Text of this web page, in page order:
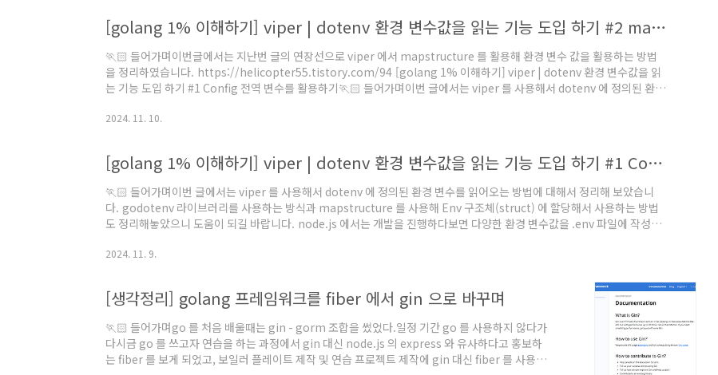
github.com/joho/godotenv 2) 환경 변수 활용하기godote..
[golang 1% 이해하기] viper | dotenv 환경 변수값을 읽는 기능 도입 하기 #2 mapstructure 를 사용해 Env 구조체 할당하기
🏃🏻 들어가며이번글에서는 지난번 글의 연장선으로 viper 에서 mapstructure 를 활용해 환경 변수 값을 활용하는 방법
을 정리하였습니다. https://helicopter55.tistory.com/94 [golang 1% 이해하기] viper | dotenv 환경 변수값을 읽
는 기능 도입 하기 #1 Config 전역 변수를 활용하기🏃🏻 들어가며이번 글에서는 viper 를 사용해서 dotenv 에 정의된 환경
Env 구조체(shelicopter55.tistory.com ✅ Viper 설치 및 mapstructure 를 사용해 Env 구조체 할당하기1) v..
2024. 11. 10.
[golang 1% 이해하기] viper | dotenv 환경 변수값을 읽는 기능 도입 하기 #1 Config 전역 변수를 활용하기
🏃🏻 들어가며이번 글에서는 viper 를 사용해서 dotenv 에 정의된 환경 변수를 읽어오는 방법에 대해서 정리해 보았습니
다. godotenv 라이브러리를 사용하는 방식과 mapstructure 를 사용해 Env 구조체(struct) 에 할당해서 사용하는 방법
도 정리해놓았으니 도움이 되길 바랍니다. node.js 에서는 개발을 진행하다보면 다양한 환경 변수값을 .env 파일에 작성하
db_port, db_username, db_password 등 실제 값을 하드코딩으로 박아넣는 대신 dotenv 을 사용해 .env 파일에서 값
2024. 11. 9.
[생각정리] golang 프레임워크를 fiber 에서 gin 으로 바꾸며
🏃🏻 들어가며go 를 처음 배울때는 gin - gorm 조합을 썼었다.일정 기간 go 를 사용하지 않다가
다시금 go 를 쓰고자 연습을 하는 과정에서 gin 대신 node.js 의 express 와 유사하다고 홍보하
는 fiber 를 보게 되었고, 보일러 플레이트 제작 및 연습 프로젝트 제작에 gin 대신 fiber 를 사용하